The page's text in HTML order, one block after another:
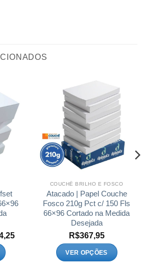
Faixa
COUCHÊ BRILHO E FOSCO
Atacado | Papel Couche
Fosco 210g Pct c/ 150 Fls
66×96 Cortado na Medida
Desejada
R$367,95
VER OPÇÕES